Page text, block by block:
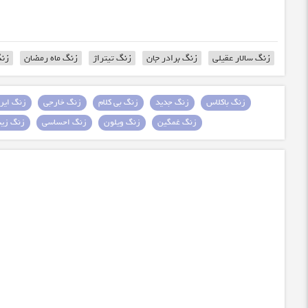
زنگ سالار عقیلی زنگ برادر جان زنگ تیتراژ زنگ ماه رمضان
زنگ باکلاس زنگ جدید زنگ بی کلام زنگ خارجی زنگ
زنگ غمگین
زنگ ویلون زنگ احساسی زنگ